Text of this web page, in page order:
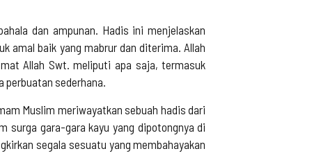
dan ampunan. Hadis ini menjelaskan
amal baik yang mabrur dan diterima. Allah
Allah Swt. meliputi apa saja, termasuk
perbuatan sederhana.
Muslim meriwayatkan sebuah hadis dari
surga gara-gara kayu yang dipotongnya di
segala sesuatu yang membahayakan